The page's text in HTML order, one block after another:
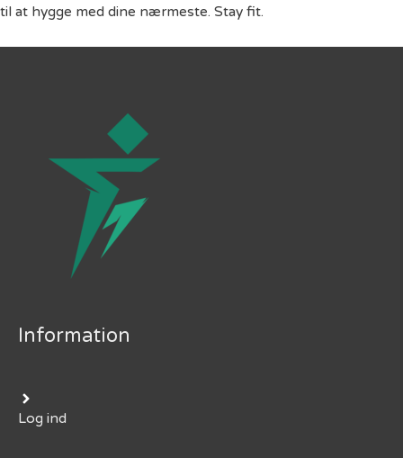
til at hygge med dine nærmeste. Stay fit.
Information
Log ind